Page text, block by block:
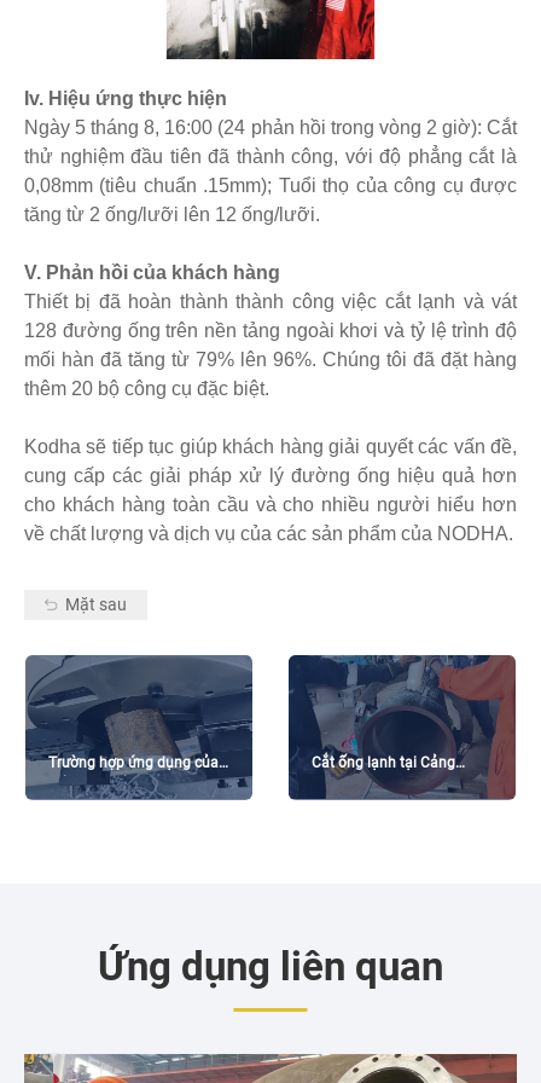
Iv. Hiệu ứng thực hiện
Ngày 5 tháng 8, 16:00 (24 phản hồi trong vòng 2 giờ): Cắt
thử nghiệm đầu tiên đã thành công, với độ phẳng cắt là
0,08mm (tiêu chuẩn .15mm); Tuổi thọ của công cụ được
tăng từ 2 ống/lưỡi lên 12 ống/lưỡi.
V. Phản hồi của khách hàng
Thiết bị đã hoàn thành thành công việc cắt lạnh và vát
128 đường ống trên nền tảng ngoài khơi và tỷ lệ trình độ
mối hàn đã tăng từ 79% lên 96%. Chúng tôi đã đặt hàng
thêm 20 bộ công cụ đặc biệt.
Kodha sẽ tiếp tục giúp khách hàng giải quyết các vấn đề,
cung cấp các giải pháp xử lý đường ống hiệu quả hơn
cho khách hàng toàn cầu và cho nhiều người hiểu hơn
về chất lượng và dịch vụ của các sản phẩm của NODHA.
Mặt sau
Trường hợp ứng dụng của
giải pháp xử lý lạnh vát
Cắt ống lạnh tại Cảng
Harcourt-Nigeria
Ứng dụng liên quan